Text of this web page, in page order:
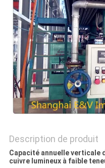
PLAN
DU
SITE
PRIVACY
POLICY
Description de produit
Capacité annuelle verticale
cuivre lumineux à faible